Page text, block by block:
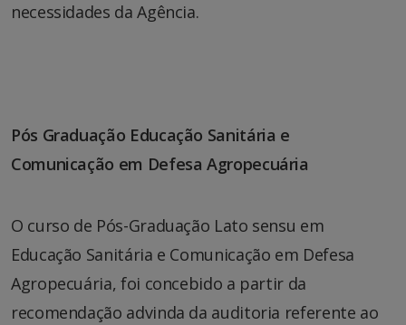
necessidades da Agência.
Pós Graduação Educação Sanitária e
Comunicação em Defesa Agropecuária
O curso de Pós-Graduação Lato sensu em
Educação Sanitária e Comunicação em Defesa
Agropecuária, foi concebido a partir da
recomendação advinda da auditoria referente ao